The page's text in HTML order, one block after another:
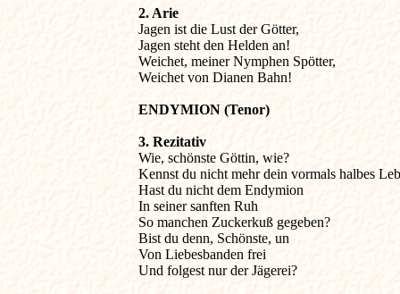
2. Arie
Jagen ist die Lust der Götter,
Jagen steht den Helden an!
Weichet, meiner Nymphen Spötter,
Weichet von Dianen Bahn!
ENDYMION (Tenor)
3. Rezitativ
Wie, schönste Göttin, wie?
Kennst du nicht mehr dein vormals halbes
Hast du nicht dem Endymion
In seiner sanften Ruh
So manchen Zuckerkuß gegeben?
Bist du denn, Schönste, un
Von Liebesbanden frei
Und folgest nur der Jägerei?